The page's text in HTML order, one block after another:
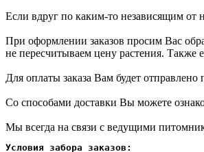
Если вдруг по каким-то независящим от
При оформлении заказов просим Вас
не пересчитываем цену растения.
Для оплаты заказа Вам будет
Со способами доставки Вы можете
Мы всегда на связи с ведущими
Условия забора заказов: